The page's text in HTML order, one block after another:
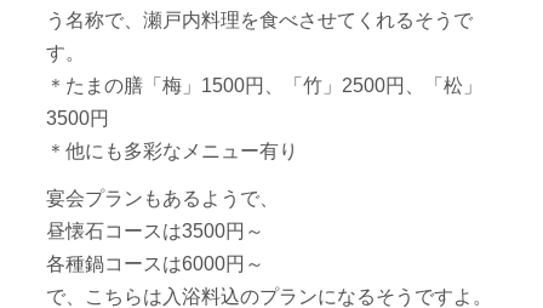
う名称で、瀬戸内料理を食べさせてくれるそうで
す。
＊たまの膳「梅」1500円、「竹」2500円、「松」
3500円
＊他にも多彩なメニュー有り
宴会プランもあるようで、
昼懐石コースは3500円～
各種鍋コースは6000円～
で、こちらは入浴料込のプランになるそうですよ。